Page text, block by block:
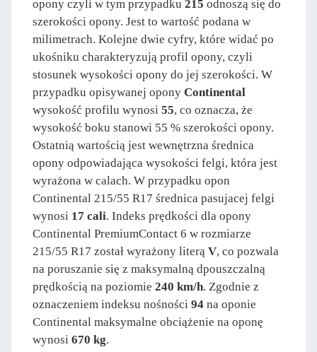
opony czyli w tym przypadku 215 odnoszą się do
szerokości opony. Jest to wartość podana w
milimetrach. Kolejne dwie cyfry, które widać po
ukośniku charakteryzują profil opony, czyli
stosunek wysokości opony do jej szerokości. W
przypadku opisywanej opony Continental
wysokość profilu wynosi 55, co oznacza, że
wysokość boku stanowi 55 % szerokości opony.
Ostatnią wartością jest wewnętrzna średnica
opony odpowiadająca wysokości felgi, która jest
wyrażona w calach. W przypadku opon
Continental 215/55 R17 średnica pasujacej felgi
wynosi 17 cali. Indeks prędkości dla opony
Continental PremiumContact 6 w rozmiarze
215/55 R17 został wyrażony literą V, co pozwala
na poruszanie się z maksymalną dpouszczalną
prędkością na poziomie 240 km/h. Zgodnie z
oznaczeniem indeksu nośności 94 na oponie
Continental maksymalne obciążenie na oponę
wynosi 670 kg.